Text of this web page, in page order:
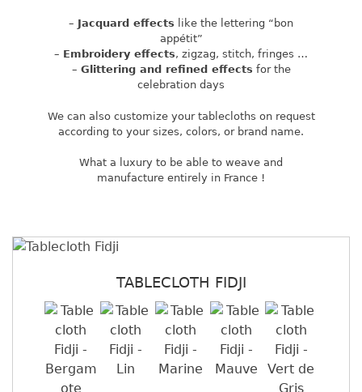
– Jacquard effects like the lettering “bon
appétit”
– Embroidery effects, zigzag, stitch, fringes …
– Glittering and refined effects for the
celebration days
We can also customize your tablecloths on request
according to your sizes, colors, or brand name.
What a luxury to be able to weave and
manufacture entirely in France !
TABLECLOTH FIDJI